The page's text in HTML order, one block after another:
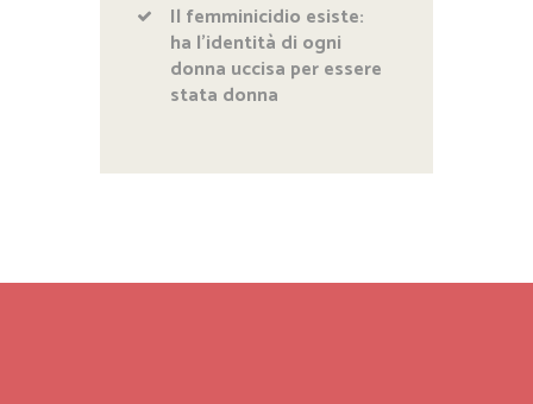
Il femminicidio esiste:
ha l’identità di ogni
donna uccisa per essere
stata donna